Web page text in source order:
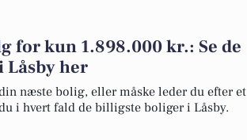
for kun 1.898.000 kr.: Se de
her
næste bolig, eller måske leder du efter et
i hvert fald de billigste boliger i Låsby.